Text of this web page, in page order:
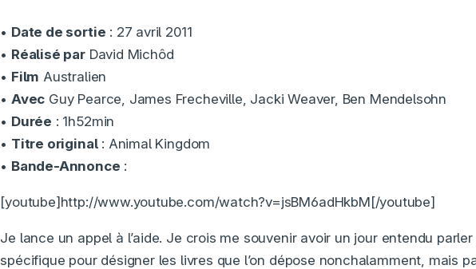
• Date de sortie : 27 avril 2011
• Réalisé parDavid Michôd
• Film Australien
• Avec Guy Pearce, James Frecheville, Jacki Weaver, Ben Mendelsohn
• Durée : 1h52min
• Titre original: Animal Kingdom
• Bande-Annonce :
[youtube]http://www.youtube.com/watch?v=jsBM6adHkbM[/youtube]
Je lance un appel à l’aide. Je crois me souvenir avoir un jour entendu parler
spécifique pour désigner les livres que l’on dépose nonchalamment, mais